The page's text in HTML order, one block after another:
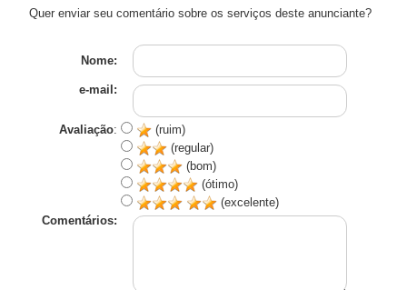
Quer enviar seu comentário sobre os serviços deste anunciante?
Nome:
e-mail:
Avaliação:
(ruim)
(regular)
(bom)
(ótimo)
(excelente)
Comentários: